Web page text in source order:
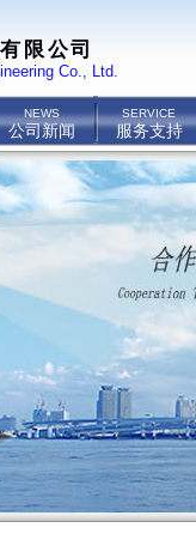
限公司
Co., Ltd.
NEWS
公司新闻
SERVICE
服务支持